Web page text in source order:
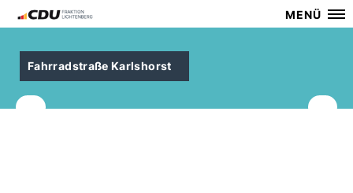
MENÜ
Fahrradstraße Karlshorst